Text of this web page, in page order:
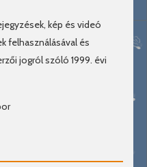
kép és videó
felhasználásával és
jogról szóló 1999. évi